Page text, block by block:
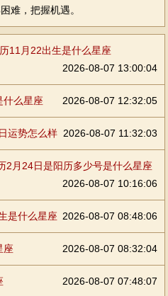
难，把握机遇。
11月22出生是什么星座
2026-08-07 13:00:04
什么星座 2026-08-07 12:32:05
运势怎么样 2026-08-07 11:32:03
2月24日是阳历多少号是什么星座
2026-08-07 10:16:06
是什么星座 2026-08-07 08:48:06
座 2026-08-07 08:32:04
2026-08-07 07:48:07